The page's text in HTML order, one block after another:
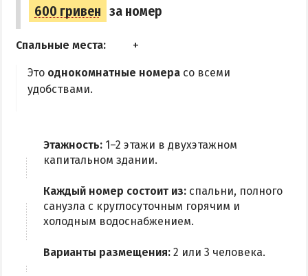
600 гривен за номер
Спальные места:
Это однокомнатные номера со всеми
удобствами.
Этажность: 1–2 этажи в двухэтажном
капитальном здании.
Каждый номер состоит из: спальни, полного
санузла с круглосуточным горячим и
холодным водоснабжением.
Варианты размещения: 2 или 3 человека.